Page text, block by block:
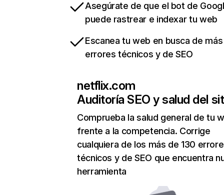
Asegúrate de que el bot de
puede rastrear e indexar tu web
Escanea tu web en busca de
errores técnicos y de SEO
netflix.com
Auditoría SEO y salud del
Comprueba la salud general de tu
frente a la competencia. Corrige
cualquiera de los más de 130
técnicos y de SEO que encuentra
herramienta